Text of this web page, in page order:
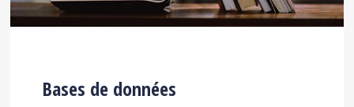
Bases de données